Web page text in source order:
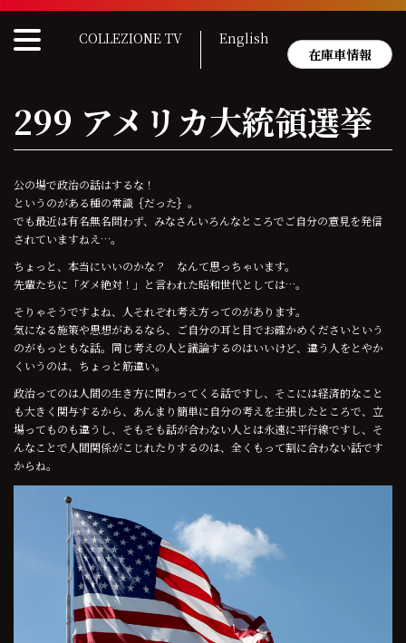
Skip
content
COLLEZIONE TV
English
在庫車情報
299 アメリカ大統領選挙
公の場で政治の話はするな！
というのがある種の常識｛だった｝。
でも最近は有名無名問わず、みなさんいろんなところでご自分の意見を発信
されていますねえ…。
ちょっと、本当にいいのかな？ なんて思っちゃいます。
先輩たちに「ダメ絶対！」と言われた昭和世代としては…。
そりゃそうですよね、人それぞれ考え方ってのがあります。
気になる施策や思想があるなら、ご自分の耳と目でお確かめくださいという
のがもっともな話。同じ考えの人と議論するのはいいけど、違う人をとやか
くいうのは、ちょっと筋違い。
政治ってのは人間の生き方に関わってくる話ですし、そこには経済的なこと
も大きく関与するから、あんまり簡単に自分の考えを主張したところで、立
場ってものも違うし、そもそも話が合わない人とは永遠に平行線ですし、そ
んなことで人間関係がこじれたりするのは、全くもって割に合わない話です
からね。